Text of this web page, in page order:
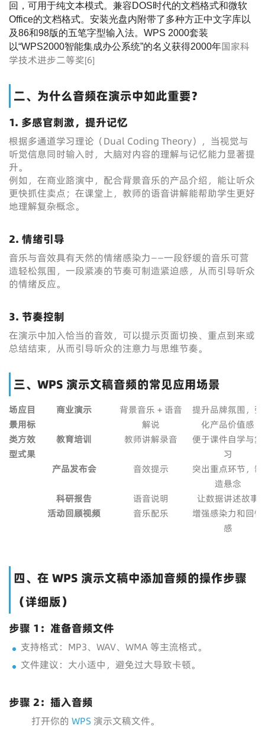
回，可用于纯文本模式。兼容DOS时代的文档格式和微软
Office的文档格式。安装光盘内附带了多种方正中文字库以
及86和98版的五笔字型输入法。WPS 2000套装
以“WPS2000智能集成办公系统”的名义获得2000年国家科
学技术进步二等奖[6]
二、为什么音频在演示中如此重要？
1. 多感官刺激，提升记忆
根据多通道学习理论（Dual Coding Theory），当视觉与
听觉信息同时输入时，大脑对内容的理解与记忆能力显著提
升。
例如，在商业路演中，配合背景音乐的产品介绍，能让听众
更快抓住卖点；在课堂上，教师的语音讲解能帮助学生更好
地理解复杂概念。
2. 情绪引导
音乐与音效具有天然的情绪感染力——一段舒缓的音乐可营
造轻松氛围，一段紧凑的节奏可制造紧迫感，从而引导听众
的情绪反应。
3. 节奏控制
在演示中加入恰当的音效，可以提示页面切换、重点到来或
总结结束，从而引导听众的注意力与思维节奏。
三、WPS 演示文稿音频的常见应用场景
场
景
类
型
应
用
方
式
目
标
效
果
商业演示
背景音乐 + 语音
解说
提升品牌氛围，强
化产品价值感
教育培训
教师讲解录音
便于课件自学与复
习
产品发布会
音效提示
突出重点环节，制
造悬念
科研报告
语音说明
让数据讲述故事
活动回顾视频
音乐配乐
增强感染力和回忆
感
四、在 WPS 演示文稿中添加音频的操作步骤
（详细版）
步骤 1：准备音频文件
支持格式：MP3、WAV、WMA 等主流格式。
文件建议：大小适中，避免过大导致卡顿。
步骤 2：插入音频
打开你的 WPS 演示文稿文件。